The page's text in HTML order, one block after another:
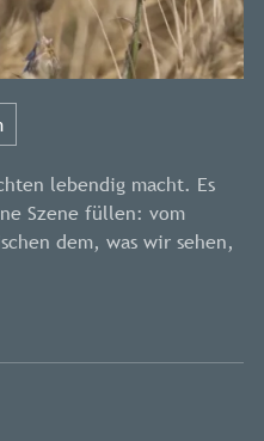
lebendig macht. Es
Szene füllen: vom
dem, was wir sehen,